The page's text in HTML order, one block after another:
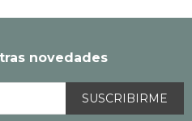
novedades
SUSCRIBIRME